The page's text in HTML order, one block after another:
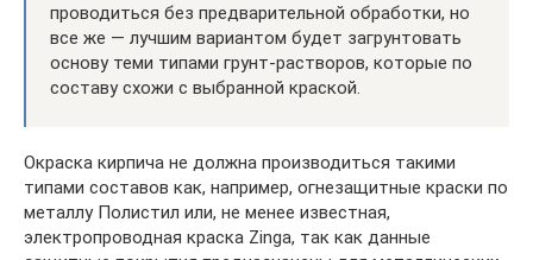
проводиться без предварительной обработки, но
все же — лучшим вариантом будет загрунтовать
основу теми типами грунт-растворов, которые по
составу схожи с выбранной краской.
Окраска кирпича не должна производиться такими
типами составов как, например, огнезащитные краски по
металлу Полистил или, не менее известная,
электропроводная краска Zinga, так как данные